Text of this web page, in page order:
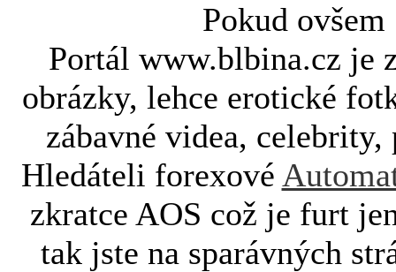
Pokud
Portál www.blbina.cz je
obrázky, lehce erotické
zábavné videa,
Hledáteli forexové
zkratce AOS což je furt
tak jste na sparávných